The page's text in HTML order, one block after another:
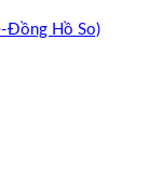
Đồng Hồ So)